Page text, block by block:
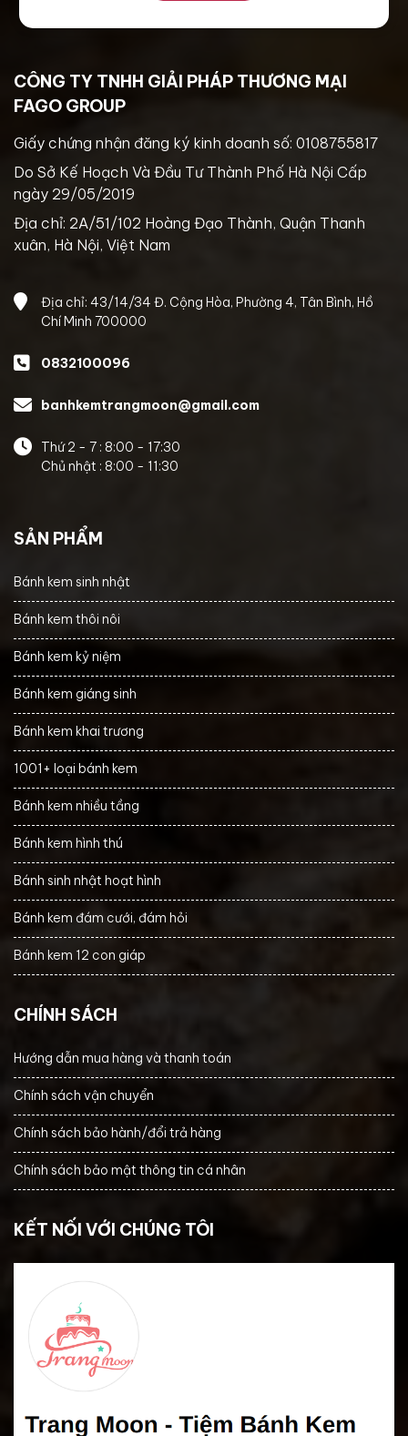
CÔNG TY TNHH GIẢI PHÁP THƯƠNG MẠI
FAGO GROUP
Giấy chứng nhận đăng ký kinh doanh số: 0108755817
Do Sở Kế Hoạch Và Đầu Tư Thành Phố Hà Nội Cấp
ngày 29/05/2019
Địa chỉ: 2A/51/102 Hoàng Đạo Thành, Quận Thanh
xuân, Hà Nội, Việt Nam
Địa chỉ: 43/14/34 Đ. Cộng Hòa, Phường 4, Tân Bình, Hồ
Chí Minh 700000
0832100096
banhkemtrangmoon@gmail.com
Thứ 2 - 7 : 8:00 - 17:30
Chủ nhật : 8:00 - 11:30
SẢN PHẨM
Bánh kem sinh nhật
Bánh kem thôi nôi
Bánh kem kỷ niệm
Bánh kem giáng sinh
Bánh kem khai trương
1001+ loại bánh kem
Bánh kem nhiều tầng
Bánh kem hình thú
Bánh sinh nhật hoạt hình
Bánh kem đám cưới, đám hỏi
Bánh kem 12 con giáp
CHÍNH SÁCH
Hướng dẫn mua hàng và thanh toán
Chính sách vận chuyển
Chính sách bảo hành/đổi trả hàng
Chính sách bảo mật thông tin cá nhân
KẾT NỐI VỚI CHÚNG TÔI